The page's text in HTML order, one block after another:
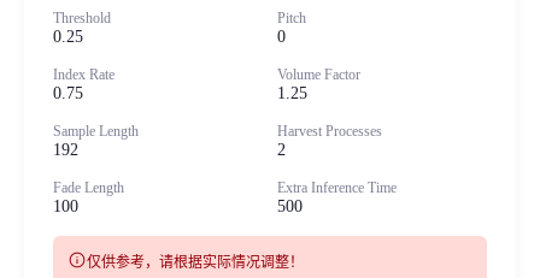
Threshold
0.25
Pitch
0
Index Rate
0.75
Volume Factor
1.25
Sample Length
192
Harvest Processes
2
Fade Length
100
Extra Inference Time
500
info仅供参考，请根据实际情况调整！